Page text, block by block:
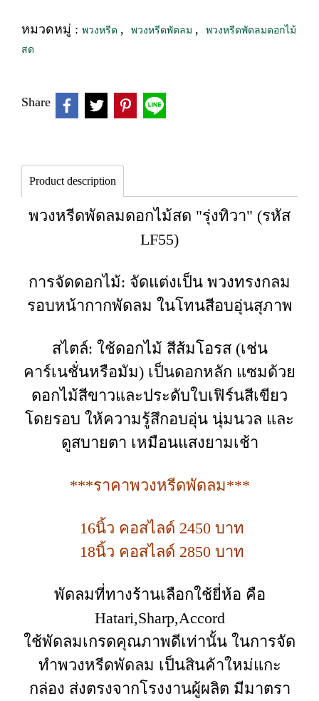
หมวดหมู่ : พวงหรีด , พวงหรีดพัดลม ,
พวงหรีดพัดลมดอกไม้
สด
Share
Product description
พวงหรีดพัดลมดอกไม้สด "รุ่งทิวา" (รหัส
LF55)
การจัดดอกไม้: จัดแต่งเป็น พวงทรงกลม
รอบหน้ากากพัดลม ในโทนสีอบอุ่นสุภาพ
สไตล์: ใช้ดอกไม้ สีส้มโอรส (เช่น
คาร์เนชั่นหรือมัม) เป็นดอกหลัก แซมด้วย
ดอกไม้สีขาวและประดับใบเฟิร์นสีเขียว
โดยรอบ ให้ความรู้สึกอบอุ่น นุ่มนวล และ
ดูสบายตา เหมือนแสงยามเช้า
***ราคาพวงหรีดพัดลม***
16นิ้ว คอสไลด์ 2450 บาท
18นิ้ว คอสไลด์ 2850 บาท
พัดลมที่ทางร้านเลือกใช้ยี่ห้อ คือ
Hatari,Sharp,Accord
ใช้พัดลมเกรดคุณภาพดีเท่านั้น ในการจัด
ทำพวงหรีดพัดลม เป็นสินค้าใหม่แกะ
กล่อง ส่งตรงจากโรงงานผู้ผลิต มีมาตรา